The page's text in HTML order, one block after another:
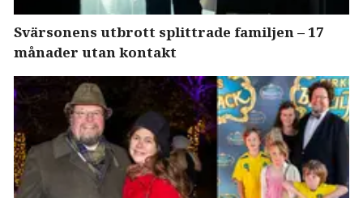
Svärsonens utbrott splittrade familjen – 17
månader utan kontakt